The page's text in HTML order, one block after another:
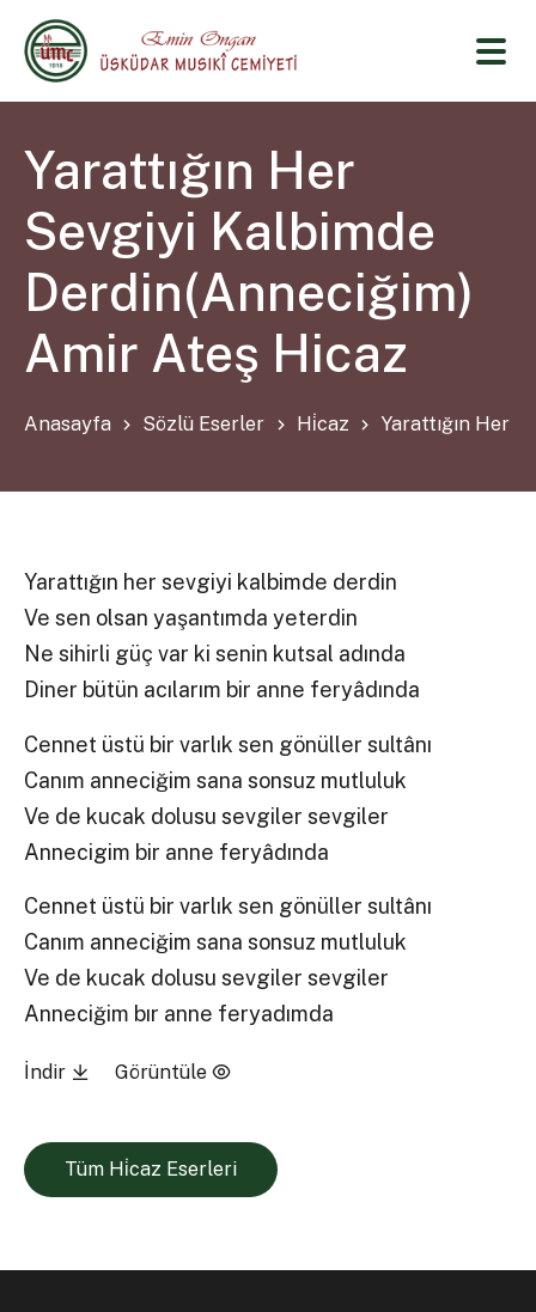
Yarattığın Her
Sevgiyi Kalbimde
Derdin(Anneciğim)
Amir Ateş Hicaz
Anasayfa Sözlü Eserler Hi̇caz Yarattığın Her
Yarattığın her sevgiyi kalbimde derdin
Ve sen olsan yaşantımda yeterdin
Ne sihirli güç var ki senin kutsal adında
Diner bütün acılarım bir anne feryâdında
Cennet üstü bir varlık sen gönüller sultânı
Canım anneciğim sana sonsuz mutluluk
Ve de kucak dolusu sevgiler sevgiler
Annecigim bir anne feryâdında
Cennet üstü bir varlık sen gönüller sultânı
Canım anneciğim sana sonsuz mutluluk
Ve de kucak dolusu sevgiler sevgiler
Anneciğim bır anne feryadımda
İndir Görüntüle
Tüm Hi̇caz Eserleri